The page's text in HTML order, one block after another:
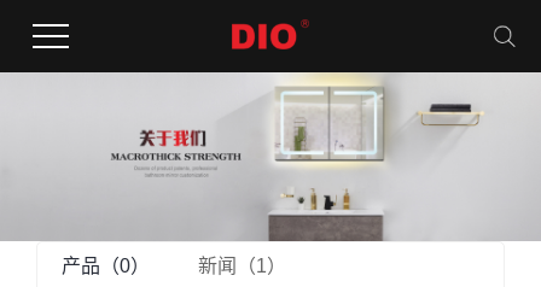
产品（0） 新闻（1）